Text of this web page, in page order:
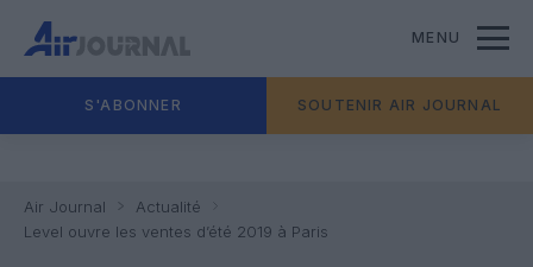
MENU
S'ABONNER SOUTENIR AIR JOURNAL
Air Journal
Actualité
Level ouvre les ventes d’été 2019 à Paris